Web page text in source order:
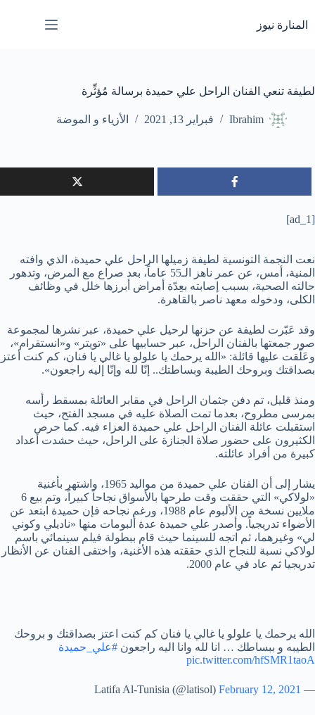
إلى
المحتوى
المنارة نيوز
لطيفة تنعي الفنان الراحل علي حميدة برسالة مُؤثِّرة
Ibrahim فبراير 13, 2021 الأزياء و الموضة
[ad_1]
نعت النجمة التونسية لطيفة زميلها الراحل علي حميدة، الذي وافته
المنية، أمس، عن عمر ناهز الـ55 عاماً، بعد صراع مع المرض، وتدهور
حالته الصحية، بسبب إصابته بعِدّة أمراض أبرزها خلل في وظائف
الكلى، ودخوله معهد ناصر بالقاهرة.
وقد عَبّرت لطيفة عن حزنها لرحيل علي حميدة، عبر نشرها لمجموعة
صور جمعتها بالفنان الراحل، عبر حسابيها على «تويتر» و«انستقرام»،
وعَلّقت عليها قائلة: «الله يرحمك يا علولو يا غالي يا فنان، كم كنت أعتز
بصداقتك وبروحك الطيبة وبساطتك.. إنّا لله وإنّا إليه راجعون».
ومنذ قليل، تم دفن جثمان الراحل في مقابر العائلة بمسقط رأسه
بمرسى مطروح، بعدما تمت الصلاة عليه في مسجد الفتح، حيث
استقبلت عائلة الفنان الراحل علي حميدة العزاء فيه. كما حرص
الكثيرون على حضور صلاة الجنازة على الراحل، حيث حشدت أعداد
كبيرة من أفراد عائلته.
يشار إلى أن الفنان علي حميدة من مواليد 1965، واشتهر بأغنية
«لولاكي» التي حققت وقت طرحها بالأسواق نجاحاً كبيراً، وتم بيع 6
ملايين نسخة من الألبوم عام 1988، ورغم نجاحه فإن حميدة ابتعد عن
الأضواء تدريجياً. وأصدر علي حميدة عدة ألبومات منها «ناديلي وكوني
لي» وغيرهما، ثم اتجه للسينما حيث قام ببطولة فيلم سينمائي باسم
لولاكي نسبة للنجاح الذي حققته هذه الأغنية، واختفى الفنان عن الأنظار
تدريجيا ثم عاد في عام 2000.
الله يرحمك يا علولو يا غالي يا فنان كم كنت اعتز بصداقتك و بروحك
الطيبه و ببساطك … انا لله وانا اليه راجعون #علي_حميدة
pic.twitter.com/hfSMR1taoA
— Latifa Al-Tunisia (@latisol)
February 12, 2021